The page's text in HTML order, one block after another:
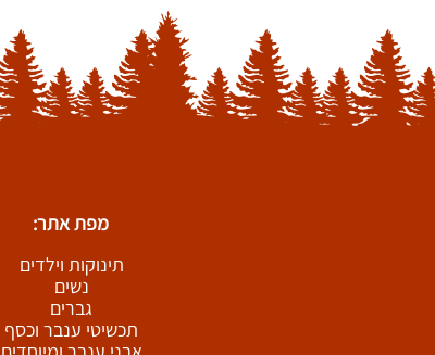
מפת אתר:
תינוקות וילדים
נשים
גברים
תכשיטי ענבר וכסף